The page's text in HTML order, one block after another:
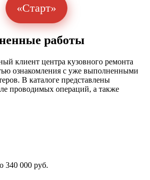
«Старт»
работы
клиент центра кузовного ремонта
ознакомления с уже выполненными
В каталоге представлены
проводимых операций, а также
340 000 руб.